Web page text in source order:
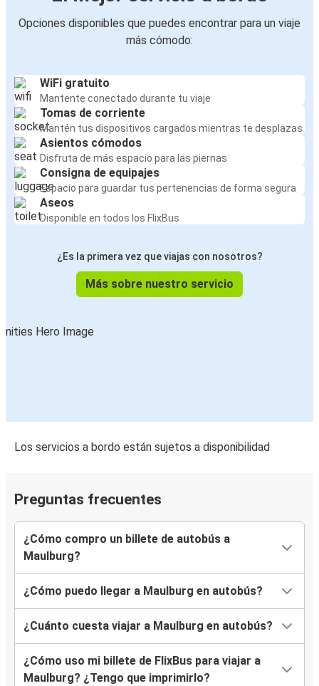
Opciones disponibles que puedes encontrar para un viaje
más cómodo:
WiFi gratuito
Mantente conectado durante tu viaje
Tomas de corriente
Mantén tus dispositivos cargados mientras te desplazas
Asientos cómodos
Disfruta de más espacio para las piernas
Consigna de equipajes
Espacio para guardar tus pertenencias de forma segura
Aseos
Disponible en todos los FlixBus
¿Es la primera vez que viajas con nosotros?
Más sobre nuestro servicio
Los servicios a bordo están sujetos a disponibilidad
Preguntas frecuentes
¿Cómo compro un billete de autobús a
Maulburg?
¿Cómo puedo llegar a Maulburg en autobús?
¿Cuánto cuesta viajar a Maulburg en autobús?
¿Cómo uso mi billete de FlixBus para viajar a
Maulburg? ¿Tengo que imprimirlo?